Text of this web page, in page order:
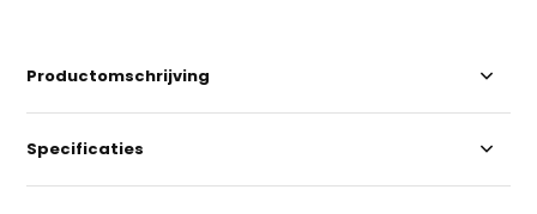
Productomschrijving
Specificaties